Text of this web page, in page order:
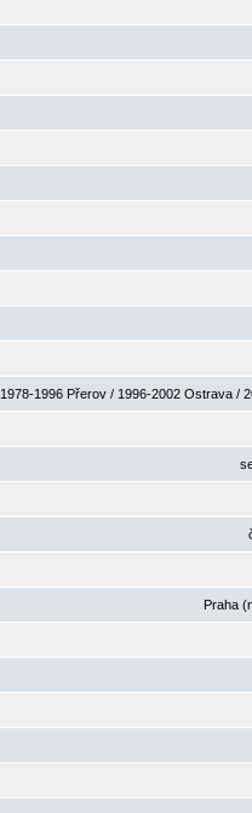
1978-1996 Přerov / 1996-2002 Ostrava /
Praha